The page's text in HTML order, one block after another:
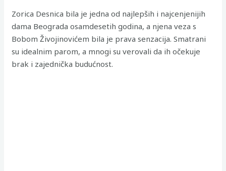
Zorica Desnica bila je jedna od najlepših i najcenjenijih
dama Beograda osamdesetih godina, a njena veza s
Bobom Živojinovićem bila je prava senzacija. Smatrani
su idealnim parom, a mnogi su verovali da ih očekuje
brak i zajednička budućnost.